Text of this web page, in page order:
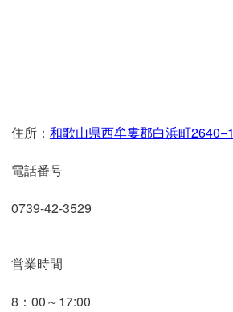
住所： 和歌山県西牟婁郡白浜町2640−1
電話番号
0739-42-3529
営業時間
8：00～17:00